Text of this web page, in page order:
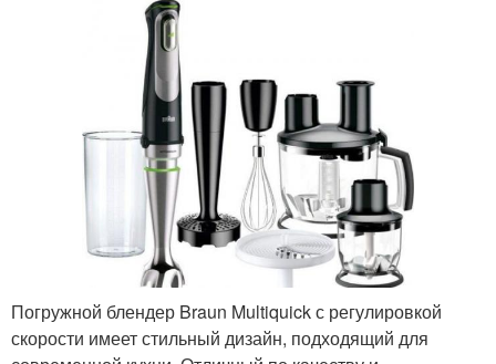
Погружной блендер Braun Multiquick с регулировкой
скорости имеет стильный дизайн, подходящий для